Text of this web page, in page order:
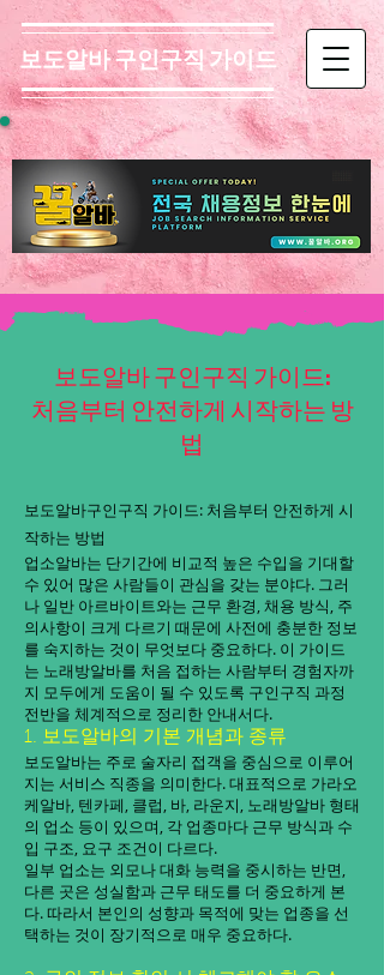
보도알바 구인구직 가이드
보도알바 구인구직 가이드:
처음부터 안전하게 시작하는 방
법
보도알바구인구직 가이드: 처음부터 안전하게 시
작하는 방법
업소알바는 단기간에 비교적 높은 수입을 기대할
수 있어 많은 사람들이 관심을 갖는 분야다. 그러
나 일반 아르바이트와는 근무 환경, 채용 방식, 주
의사항이 크게 다르기 때문에 사전에 충분한 정보
를 숙지하는 것이 무엇보다 중요하다. 이 가이드
는 노래방알바를 처음 접하는 사람부터 경험자까
지 모두에게 도움이 될 수 있도록 구인구직 과정
전반을 체계적으로 정리한 안내서다.
1. 보도알바의 기본 개념과 종류
보도알바는 주로 술자리 접객을 중심으로 이루어
지는 서비스 직종을 의미한다. 대표적으로 가라오
케알바, 텐카페, 클럽, 바, 라운지, 노래방알바 형태
의 업소 등이 있으며, 각 업종마다 근무 방식과 수
입 구조, 요구 조건이 다르다.
일부 업소는 외모나 대화 능력을 중시하는 반면,
다른 곳은 성실함과 근무 태도를 더 중요하게 본
다. 따라서 본인의 성향과 목적에 맞는 업종을 선
택하는 것이 장기적으로 매우 중요하다.